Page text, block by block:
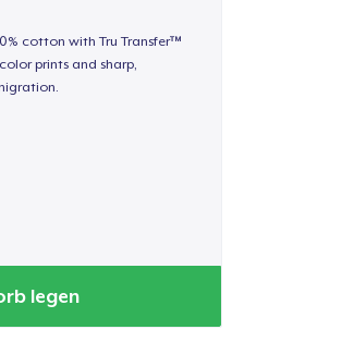
cotton with Tru Transfer™
prints and sharp,
legen